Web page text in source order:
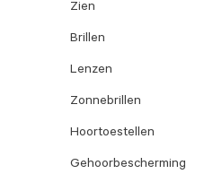
Zien
Brillen
Lenzen
Zonnebrillen
Hoortoestellen
Gehoorbescherming